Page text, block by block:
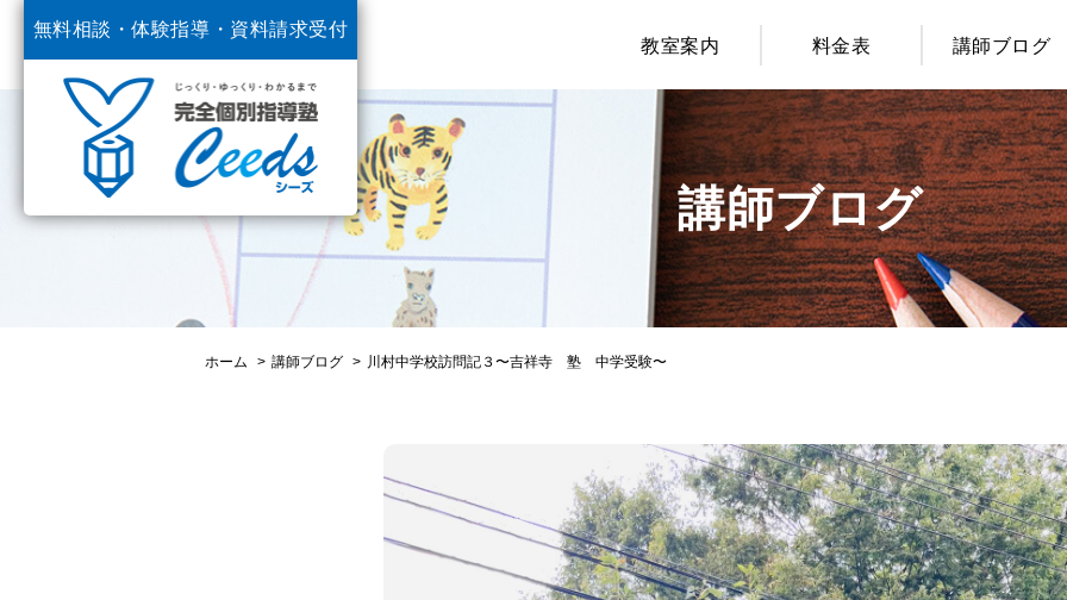
無料相談・体験指導・ 資料請求受付
中
教室案内 料金表 講師ブログ
講師ブログ
ホーム 講師ブログ 川村中学校訪問記３〜吉祥寺 塾 中学受験〜